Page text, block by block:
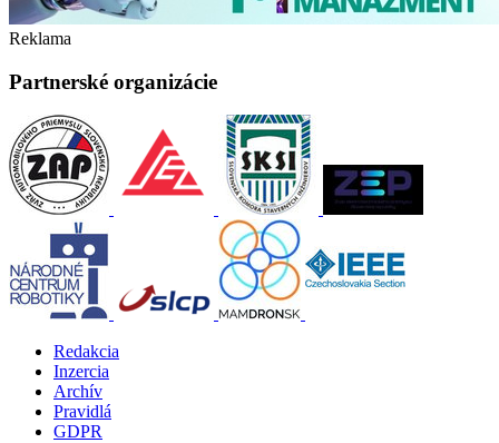
Reklama
Partnerské organizácie
Redakcia
Inzercia
Archív
Pravidlá
GDPR